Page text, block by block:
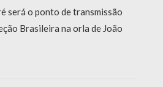
será o ponto de transmissão
Brasileira na orla de João